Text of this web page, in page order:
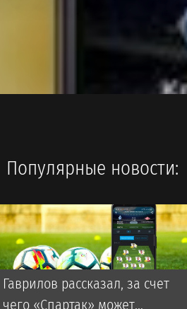
Популярные новости:
Гаврилов рассказал, за счет
чего «Спартак» может